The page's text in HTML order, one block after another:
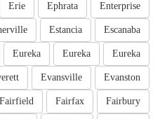
Enterprise
Ephrata
Erie
Escanaba
Estancia
Eureka
Eureka
Eureka
Evanston
Evansville
Fairbury
Fairfax
Fairfield